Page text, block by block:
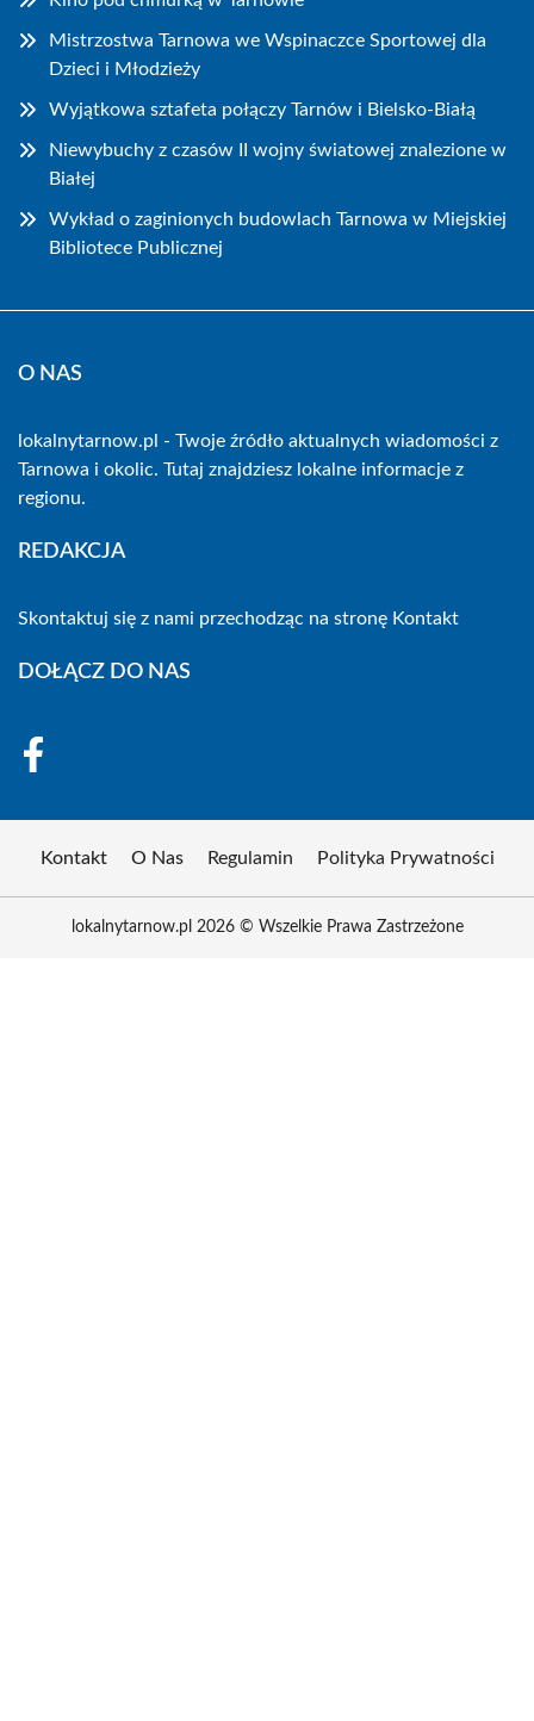
Mistrzostwa Tarnowa we Wspinaczce Sportowej dla
Dzieci i Młodzieży
Wyjątkowa sztafeta połączy Tarnów i Bielsko-Białą
Niewybuchy z czasów II wojny światowej znalezione w
Białej
Wykład o zaginionych budowlach Tarnowa w Miejskiej
Bibliotece Publicznej
O NAS
lokalnytarnow.pl - Twoje źródło aktualnych wiadomości z
Tarnowa i okolic. Tutaj znajdziesz lokalne informacje z
regionu.
REDAKCJA
Skontaktuj się z nami przechodząc na stronę Kontakt
DOŁĄCZ DO NAS
Kontakt O Nas Regulamin Polityka Prywatności
lokalnytarnow.pl 2026 © Wszelkie Prawa Zastrzeżone